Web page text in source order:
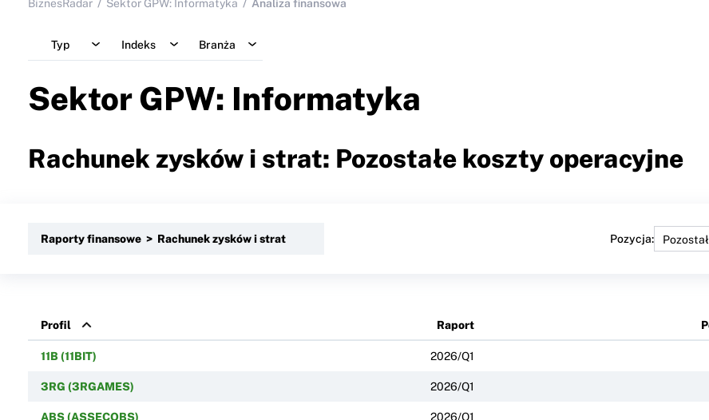
BiznesRadar Sektor GPW: Informatyka Analiza finansowa
Typ Indeks Branża
Sektor GPW: Informatyka
Rachunek zysków i strat: Pozostałe koszty operacyjne
Raporty finansowe > Rachunek zysków i strat Pozycja:
Profil Raport
11B (11BIT) 2026/Q1
3RG (3RGAMES) 2026/Q1
ABS (ASSECOBS) 2026/Q1